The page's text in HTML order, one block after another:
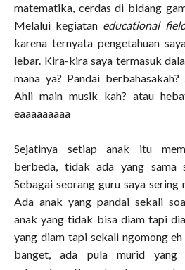
matematika, cerdas di bidang
Melalui kegiatan educational
karena ternyata pengetahuan
lebar. Kira-kira saya termasuk
mana ya? Pandai
Ahli main musik kah? atau
eaaaaaaaaa
Sejatinya setiap anak itu
berbeda, tidak ada yang sama
Sebagai seorang guru saya sering
Ada anak yang pandai sekali
anak yang tidak bisa diam tapi
yang diam tapi sekali ngomong
banget, ada pula murid yang